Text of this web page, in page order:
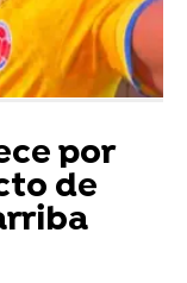
por
de